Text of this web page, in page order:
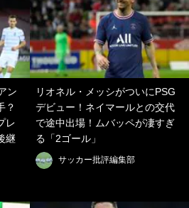
ン
？
レ
継
リオネル・メッシがついにPSG
デビュー！ネイマールとの交代
で途中出場！ムバッペが凄すぎ
る「2ゴール」
サッカー批評編集部